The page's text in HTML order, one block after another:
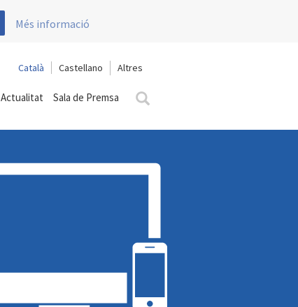
Més informació
Català Castellano
Actualitat Sala de Premsa